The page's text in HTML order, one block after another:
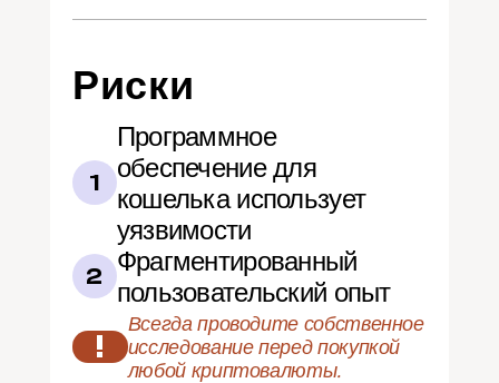
Риски
1
Программное
обеспечение для
кошелька использует
уязвимости
2 Фрагментированный
пользовательский опыт
!
Всегда проводите собственное
исследование перед покупкой
любой криптовалюты.